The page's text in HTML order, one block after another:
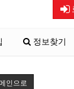
정보찾기
인으로